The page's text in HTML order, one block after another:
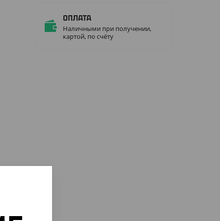
Оплата
Наличными при получении,
картой, по счёту